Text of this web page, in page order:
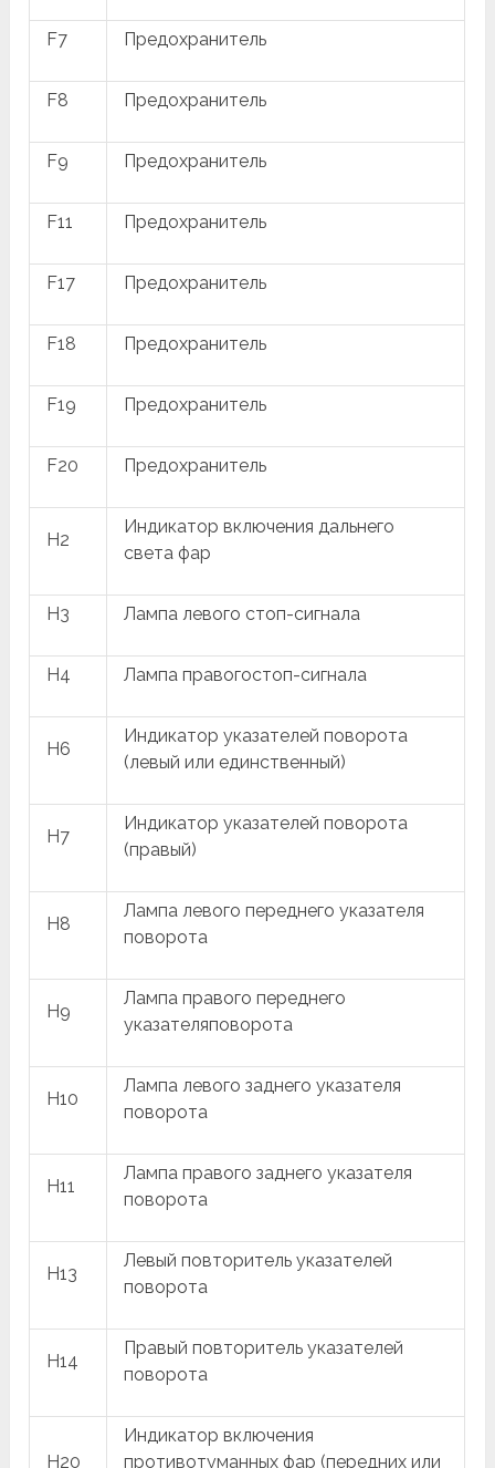
F7 Предохранитель
F8 Предохранитель
F9 Предохранитель
F11 Предохранитель
F17 Предохранитель
F18 Предохранитель
F19 Предохранитель
F20 Предохранитель
H2
Индикатор включения дальнего
света фар
H3 Лампа левого стоп-сигнала
H4 Лампа правогостоп-сигнала
H6
Индикатор указателей поворота
(левый или единственный)
H7
Индикатор указателей поворота
(правый)
H8
Лампа левого переднего указателя
поворота
H9
Лампа правого переднего
указателяповорота
H10
Лампа левого заднего указателя
поворота
H11
Лампа правого заднего указателя
поворота
H13
Левый повторитель указателей
поворота
H14
Правый повторитель указателей
поворота
H20
Индикатор включения
противотуманных фар (передних или